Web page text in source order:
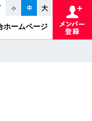
ホームページ